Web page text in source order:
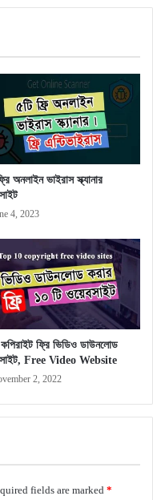
অনলাইন ভাইরাস স্ক্যানার
4, 2023
কপিরাইট ফ্রি ভিডিও ডাউনলোড
Free Video Website
2, 2022
fields are marked *